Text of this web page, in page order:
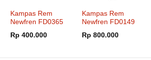
Kampas Rem
Newfren FD0365
Rp 400.000
Kampas Rem
Newfren FD0149
Rp 800.000